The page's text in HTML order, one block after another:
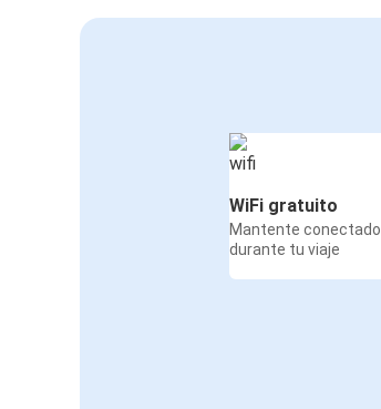
WiFi gratuito
Mantente conectado
durante tu viaje